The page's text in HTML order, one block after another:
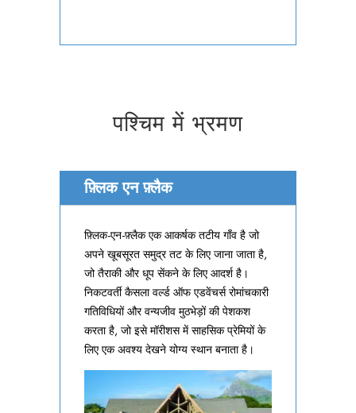
पश्चिम में भ्रमण
फ़्लिक एन फ़्लैक
फ़्लिक-एन-फ़्लैक एक आकर्षक तटीय गाँव है जो
अपने खूबसूरत समुद्र तट के लिए जाना जाता है,
जो तैराकी और धूप सेंकने के लिए आदर्श है।
निकटवर्ती कैसला वर्ल्ड ऑफ एडवेंचर्स रोमांचकारी
गतिविधियों और वन्यजीव मुठभेड़ों की पेशकश
करता है, जो इसे मॉरीशस में साहसिक प्रेमियों के
लिए एक अवश्य देखने योग्य स्थान बनाता है।